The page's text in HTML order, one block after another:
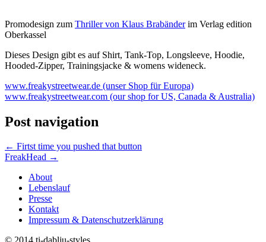
Promodesign zum Thriller von Klaus Brabänderim Verlag edition
Oberkassel
Dieses Design gibt es auf Shirt, Tank-Top, Longsleeve, Hoodie,
Hooded-Zipper, Trainingsjacke & womens wideneck.
www.freakystreetwear.de (unser Shop für Europa)
www.freakystreetwear.com (our shop for US, Canada & Australia)
Post navigation
← Firtst time you pushed that button
FreakHead →
About
Lebenslauf
Presse
Kontakt
Impressum & Datenschutzerklärung